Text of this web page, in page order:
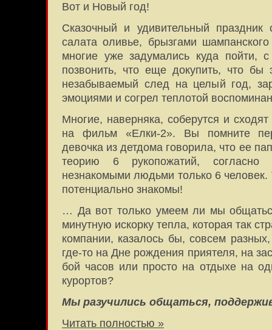
Вот и Новый год!
Сказочный и удивительный
салата оливье, брызгами
многие уже задумались куда пойти, с
позвонить, что еще докупить, что бы
незабываемый след на целый год,
эмоциями и согрел теплотой
Многие, наверняка, соберутся и
на фильм «Елки-2». Вы помните
девочка из детдома говорила, что ее
теорию 6 рукопожатий,
незнакомыми людьми только 6 человек.
потенциально знакомы!
… Да вот только умеем ли мы
минутную искорку тепла, которая так
компании, казалось бы, совсем
где-то на Дне рождения приятеля, на
бой часов или просто на отдыхе на
курортов?
Мы разучились общаться,
Читать полностью »